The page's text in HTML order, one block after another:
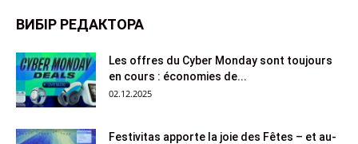
ВИБІР РЕДАКТОРА
Les offres du Cyber ​​Monday sont toujours
en cours : économies de...
02.12.2025
Festivitas apporte la joie des Fêtes – et au-